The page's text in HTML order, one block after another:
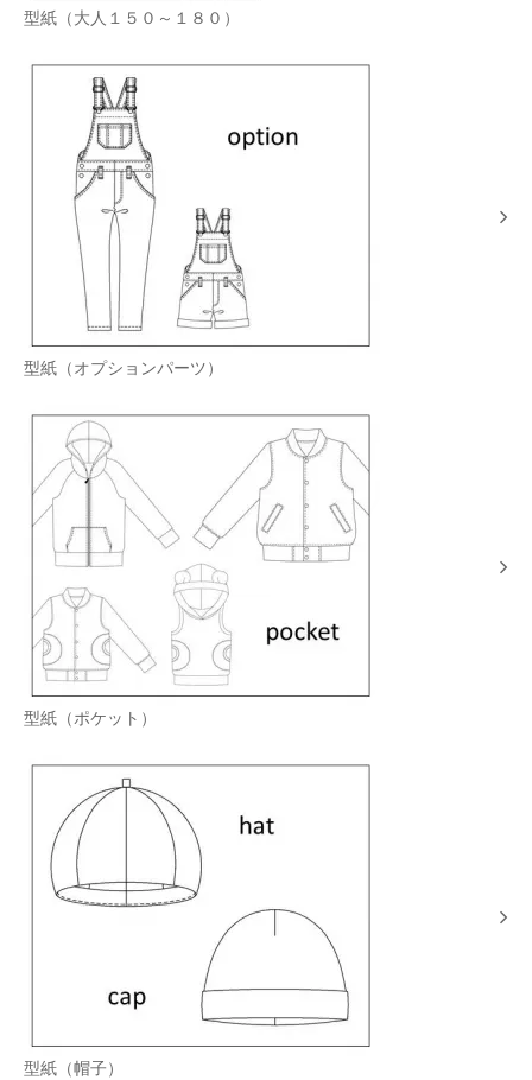
型紙（大人１５０～１８０）
型紙（オプションパーツ）
型紙（ポケット）
型紙（帽子）